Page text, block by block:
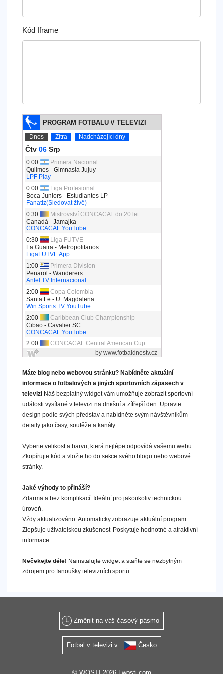
Kód Iframe
Máte blog nebo webovou stránku? Nabídněte aktuální
informace o fotbalových a jiných sportovních zápasech v
televizi Náš bezplatný widget vám umožňuje zobrazit sportovní
události vysílané v televizi na dnešní a zítřejší den. Upravte
design podle svých představ a nabídněte svým návštěvníkům
detaily jako časy, soutěže a kanály.
Vyberte velikost a barvu, která nejlépe odpovídá vašemu webu.
Zkopírujte kód a vložte ho do sekce svého blogu nebo webové
stránky.
Jaké výhody to přináší?
Zdarma a bez komplikací: Ideální pro jakoukoliv technickou
úroveň.
Vždy aktualizováno: Automaticky zobrazuje aktuální program.
Zlepšuje uživatelskou zkušenost: Poskytuje hodnotné a atraktivní
informace.
Nečekejte déle! Nainstalujte widget a staňte se nezbytným
zdrojem pro fanoušky televizních sportů.
Změnit na váš časový pásmo
Fotbal v televizi v Česko
© WOSTI 2026 | wosti.com